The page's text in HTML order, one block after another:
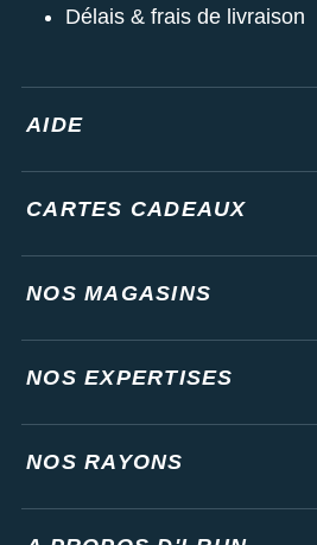
Délais & frais de livraison
AIDE
CARTES CADEAUX
NOS MAGASINS
NOS EXPERTISES
NOS RAYONS